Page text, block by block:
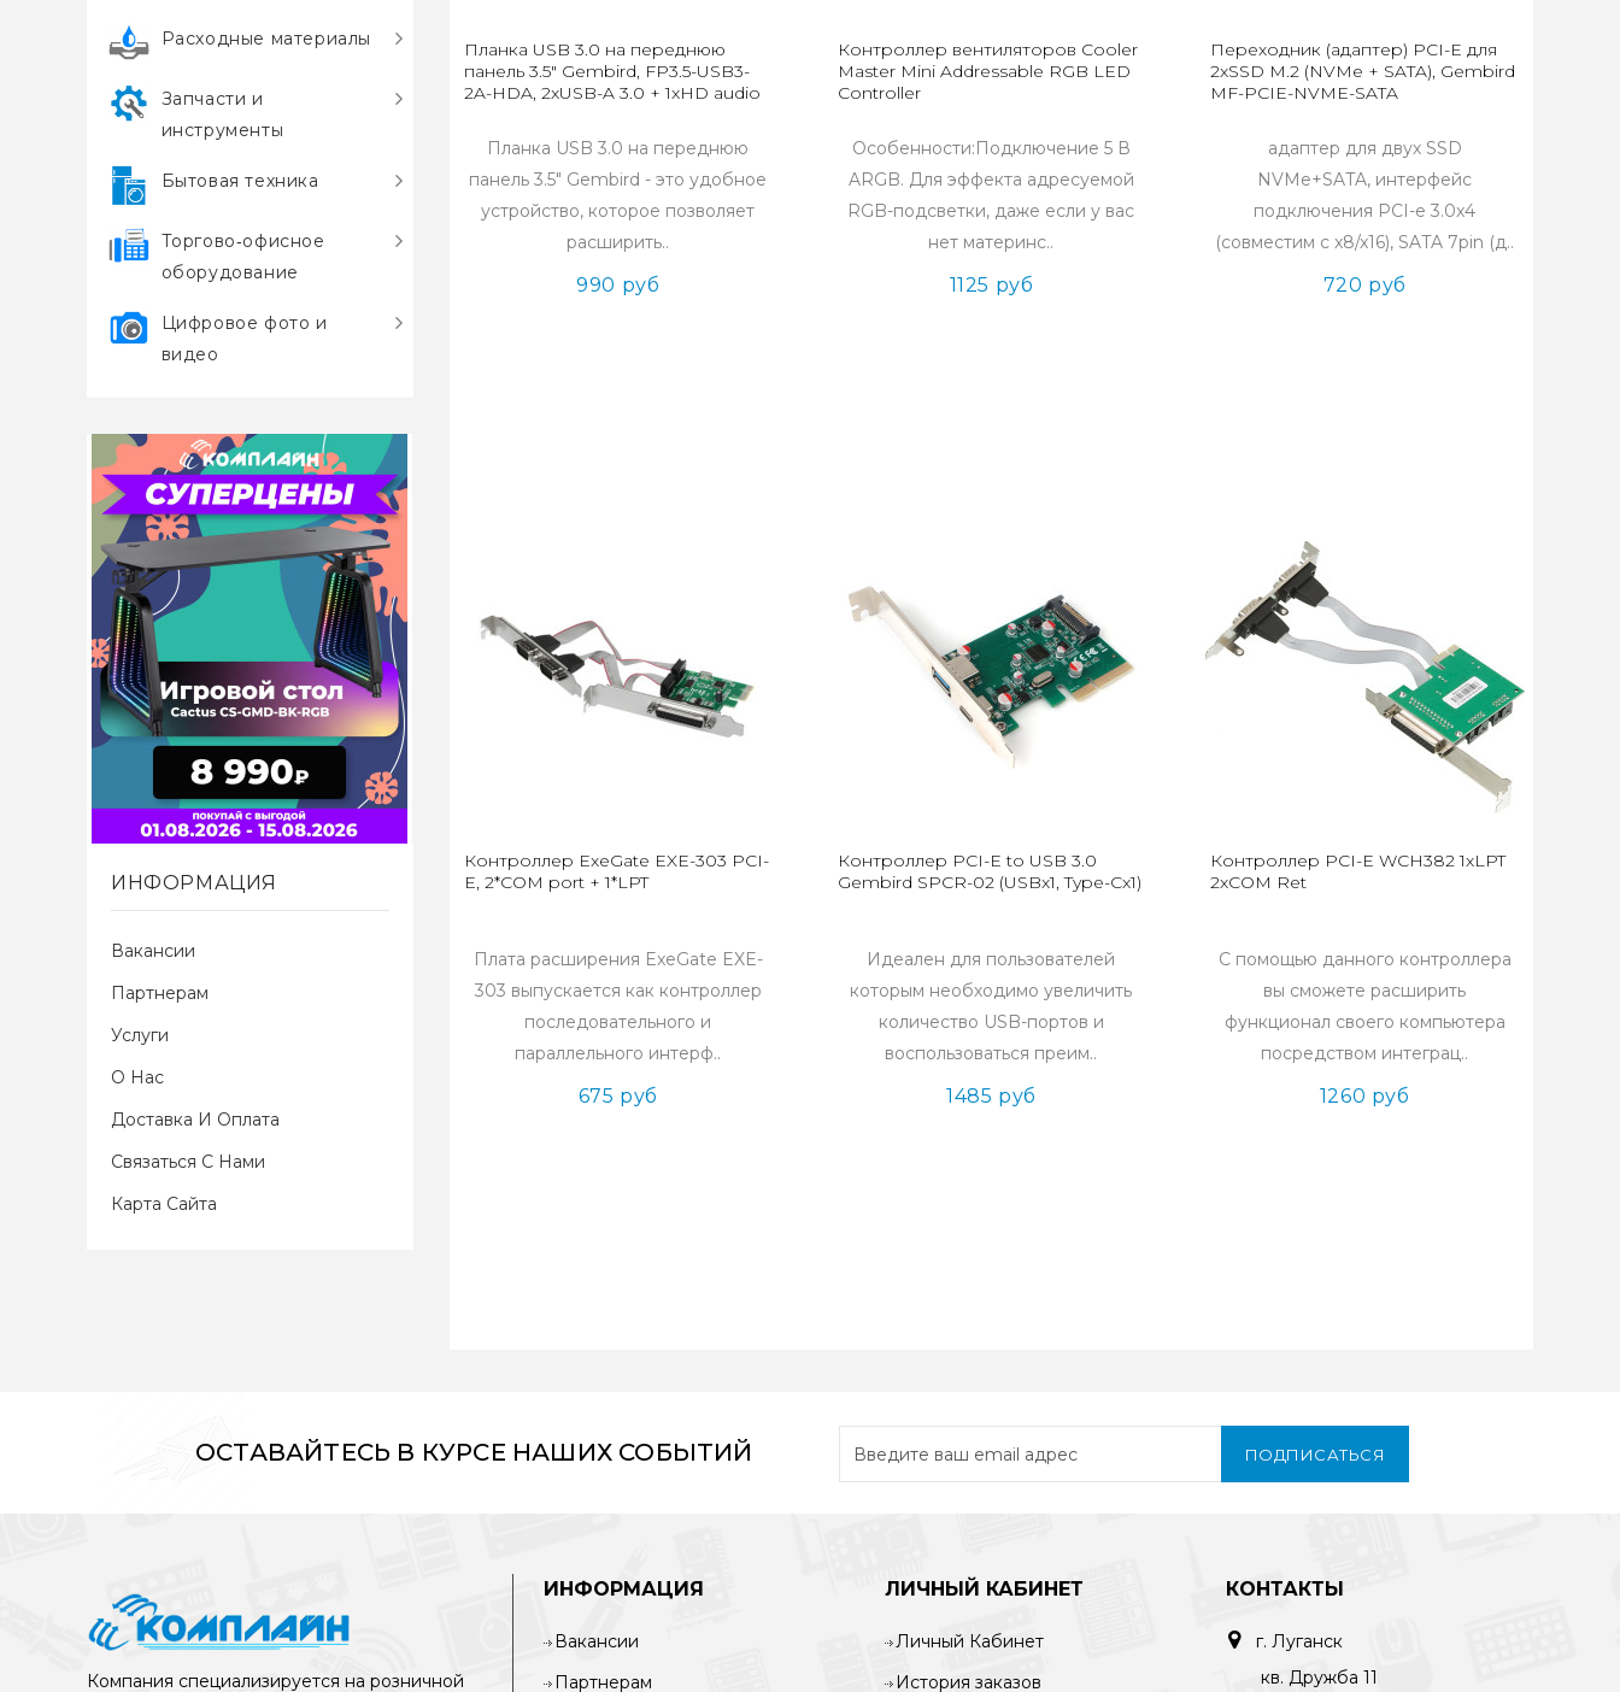
Расходные материалы
Запчасти и
инструменты
Бытовая техника
Торгово‑офисное
оборудование
Цифровое фото и
видео
ИНФОРМАЦИЯ
Вакансии
Партнерам
Услуги
О Нас
Доставка И Оплата
Связаться С Нами
Карта Сайта
Планка USB 3.0 на переднюю
панель 3.5" Gembird, FP3.5-USB3-
2A-HDA, 2xUSB-A 3.0 + 1xHD audio
Планка USB 3.0 на переднюю
панель 3.5" Gembird - это удобное
устройство, которое позволяет
расширить..
990 руб
Контроллер вентиляторов Cooler
Master Mini Addressable RGB LED
Controller
Особенности:Подключение 5 В
ARGB. Для эффекта адресуемой
RGB-подсветки, даже если у вас
нет материнс..
1125 руб
Переходник (адаптер) PCI-E для
2xSSD M.2 (NVMe + SATA), Gembird
MF-PCIE-NVME-SATA
адаптер для двух SSD
NVMe+SATA, интерфейс
подключения PCI-e 3.0x4
(совместим с x8/x16), SATA 7pin (д..
720 руб
Контроллер ExeGate EXE-303 PCI-
E, 2*COM port + 1*LPT
Плата расширения ExeGate EXE-
303 выпускается как контроллер
последовательного и
параллельного интерф..
675 руб
Контроллер PCI-E to USB 3.0
Gembird SPCR-02 (USBx1, Type-Cx1)
Идеален для пользователей
которым необходимо увеличить
количество USB-портов и
воспользоваться преим..
1485 руб
Контроллер PCI-E WCH382 1xLPT
2xCOM Ret
С помощью данного контроллера
вы сможете расширить
функционал своего компьютера
посредством интеграц..
1260 руб
ОСТАВАЙТЕСЬ В КУРСЕ НАШИХ СОБЫТИЙ ПОДПИСАТЬСЯ
Компания специализируется на розничной
ИНФОРМАЦИЯ
Вакансии
Партнерам
ЛИЧНЫЙ КАБИНЕТ
Личный Кабинет
История заказов
КОНТАКТЫ
г. Луганск
кв. Дружба 11